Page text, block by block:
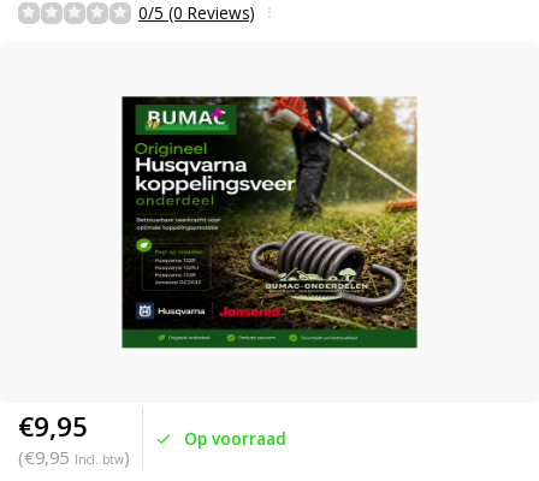
0/5 (0 Reviews)
€9,95
(€9,95 Incl. btw)
Op voorraad